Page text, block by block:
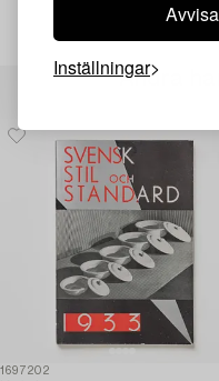
InställningarAndra
1697202